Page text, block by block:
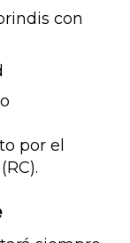
con
por el